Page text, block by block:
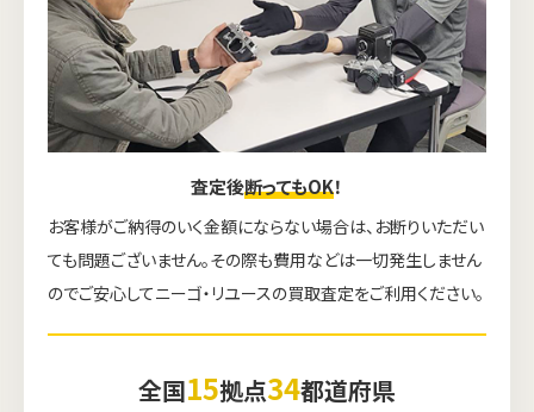
査定後断ってもOK！
お客様がご納得のいく金額にならない場合は、お断りいただい
ても問題ございません。その際も費用などは一切発生しません
のでご安心してニーゴ・リユースの買取査定をご利用ください。
全国15拠点34都道府県